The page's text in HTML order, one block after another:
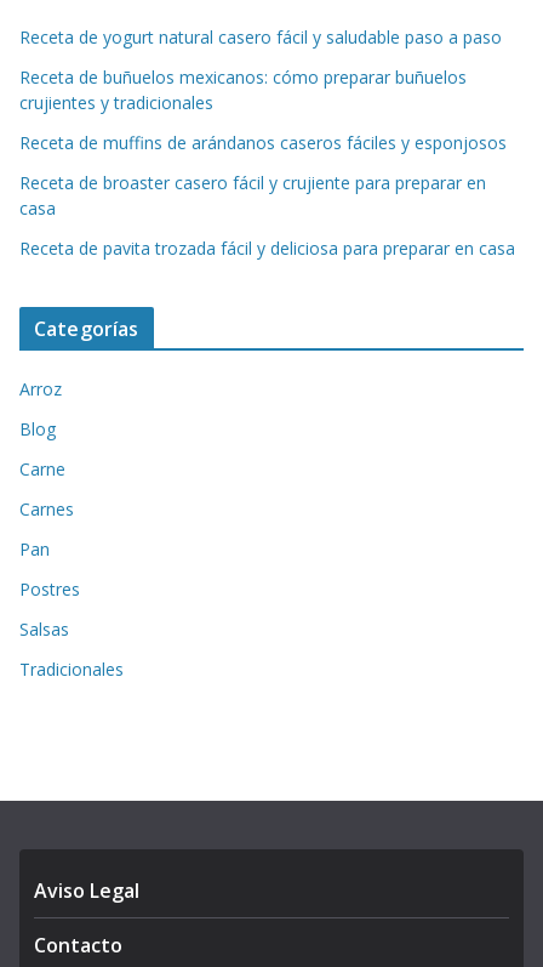
Receta de yogurt natural casero fácil y saludable paso a paso
Receta de buñuelos mexicanos: cómo preparar buñuelos
crujientes y tradicionales
Receta de muffins de arándanos caseros fáciles y esponjosos
Receta de broaster casero fácil y crujiente para preparar en
casa
Receta de pavita trozada fácil y deliciosa para preparar en casa
Categorías
Arroz
Blog
Carne
Carnes
Pan
Postres
Salsas
Tradicionales
Aviso Legal
Contacto